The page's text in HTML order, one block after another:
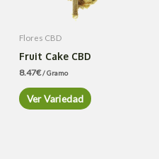
Flores CBD
Fruit Cake CBD
8.47€/ Gramo
Ver Variedad